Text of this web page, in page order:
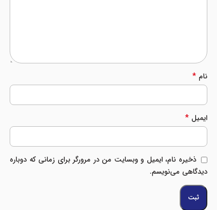
نام *
ایمیل *
ذخیره نام، ایمیل و وبسایت من در مرورگر برای زمانی که دوباره
دیدگاهی می‌نویسم.